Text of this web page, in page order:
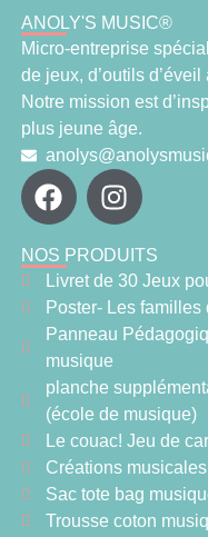
ANOLY'S MUSIC®
Micro-entreprise
de jeux, d’outils
Notre mission est
plus jeune âge.
NOS PRODUITS
Livret de 30 Jeux
Poster- Les familles
Panneau
musique
planche
(école de musique)
Le couac! Jeu de
Créations
Sac tote bag
Trousse coton